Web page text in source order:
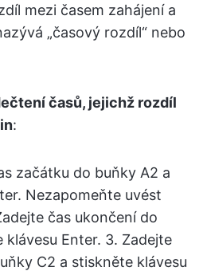
mezi časem zahájení a
„časový rozdíl“ nebo
časů, jejichž rozdíl
:
začátku do buňky A2 a
Nezapomeňte uvést
čas ukončení do
Enter. 3. Zadejte
C2 a stiskněte klávesu